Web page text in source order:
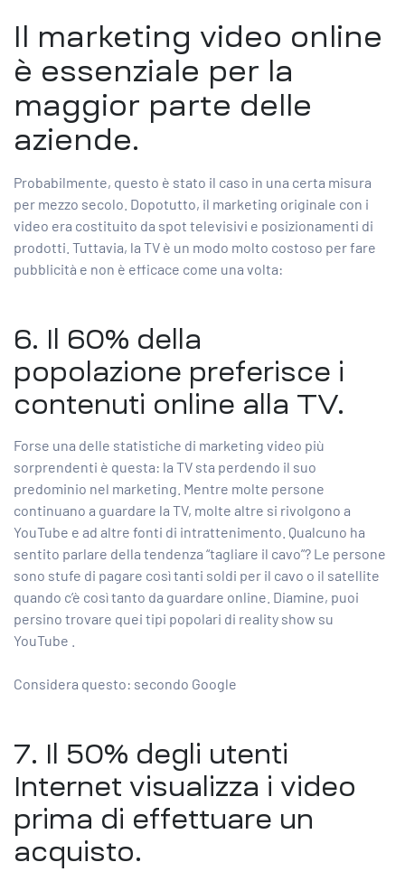
Il marketing video online
è essenziale per la
maggior parte delle
aziende.
Probabilmente, questo è stato il caso in una certa misura
per mezzo secolo. Dopotutto, il marketing originale con i
video era costituito da spot televisivi e posizionamenti di
prodotti. Tuttavia, la TV è un modo molto costoso per fare
pubblicità e non è efficace come una volta:
6.
Il 60% della
popolazione preferisce i
contenuti online alla TV.
Forse una delle statistiche di marketing video più
sorprendenti è questa: la TV sta perdendo il suo
predominio nel marketing. Mentre molte persone
continuano a guardare la TV, molte altre si rivolgono a
YouTube e ad altre fonti di intrattenimento. Qualcuno ha
sentito parlare della tendenza “tagliare il cavo”? Le persone
sono stufe di pagare così tanti soldi per il cavo o il satellite
quando c’è così tanto da guardare online. Diamine, puoi
persino trovare quei tipi popolari di reality show su
YouTube
Considera questo: secondo Google
7. Il 50% degli utenti
Internet visualizza i video
prima di effettuare un
acquisto.